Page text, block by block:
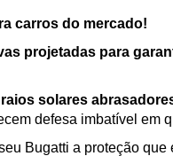
carros do mercado!
projetadas para
raios solares
defesa imbatível em
Bugatti a proteção que